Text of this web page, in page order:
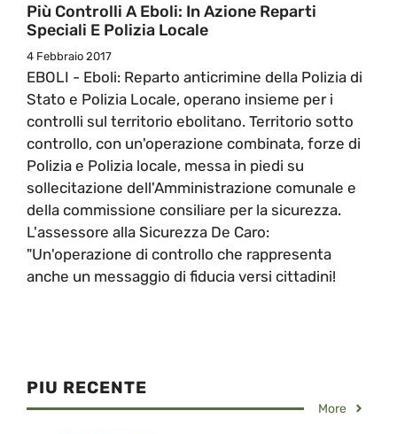
Più Controlli A Eboli: In Azione Reparti
Speciali E Polizia Locale
4 Febbraio 2017
EBOLI - Eboli: Reparto anticrimine della Polizia di
Stato e Polizia Locale, operano insieme per i
controlli sul territorio ebolitano. Territorio sotto
controllo, con un'operazione combinata, forze di
Polizia e Polizia locale, messa in piedi su
sollecitazione dell'Amministrazione comunale e
della commissione consiliare per la sicurezza.
L'assessore alla Sicurezza De Caro:
"Un'operazione di controllo che rappresenta
anche un messaggio di fiducia versi cittadini!
PIU RECENTE
More